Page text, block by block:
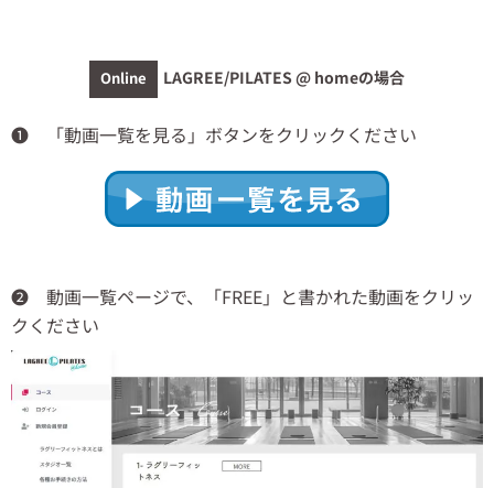
Online LAGREE/PILATES @ homeの場合
❶ 「動画一覧を見る」ボタンをクリックください
❷ 動画一覧ページで、「FREE」と書かれた動画をクリッ
クください